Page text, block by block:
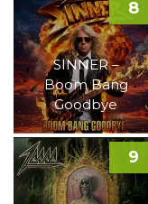
SINNER –
Boom Bang
Goodbye
8
9